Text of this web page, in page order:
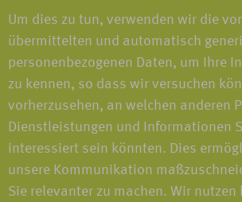
Um dies zu tun, verwenden wir die
übermittelten und automatisch
personenbezogenen Daten, um Ihre
zu kennen, so dass wir versuchen
vorherzusehen, an welchen anderen
Dienstleistungen und Informationen
interessiert sein könnten. Dies
unsere Kommunikation
Sie relevanter zu machen. Wir nutzen